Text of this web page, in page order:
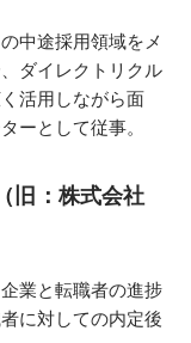
中途採用領域をメ
ダイレクトリクル
活用しながら面
ーとして従事。
旧：株式会社
業と転職者の進捗
に対しての内定後